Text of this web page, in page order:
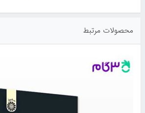
محصولات مرتبط